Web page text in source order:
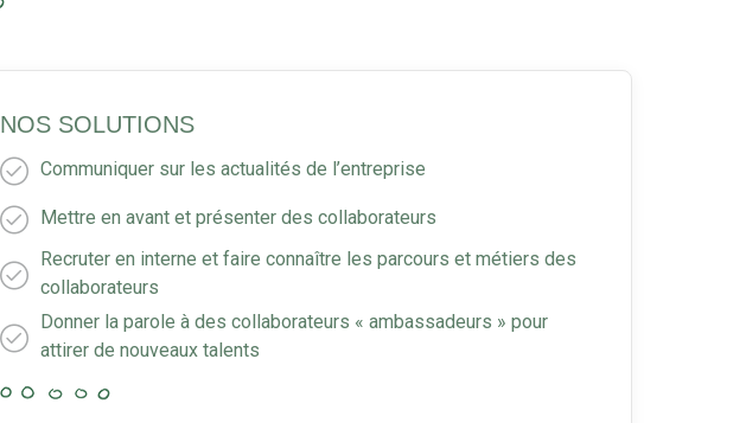
NOS SOLUTIONS
Communiquer sur les actualités de l’entreprise
Mettre en avant et présenter des collaborateurs
Recruter en interne et faire connaître les parcours et métiers des
collaborateurs
Donner la parole à des collaborateurs « ambassadeurs » pour
attirer de nouveaux talents